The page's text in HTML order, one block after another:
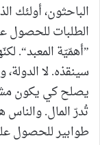
الباحثون، أولئك
الطلبات للحصول
”أهمّيّة المعبد“.
سينقذه. لا الدولة،
يصلح كي يكون
تُدرّ المال.
طوابير للحصول